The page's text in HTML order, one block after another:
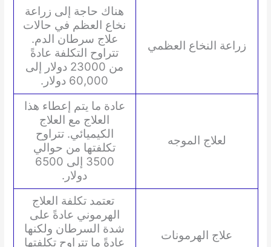
زراعة النخاع العظمي
هناك حاجة إلى زراعة
نخاع العظم في حالات
علاج سرطان الدم.
تتراوح التكلفة عادةً
من 23000 دولار إلى
60,000 دولار.
لعلاج الموجه
عادة ما يتم إعطاء هذا
العلاج مع العلاج
الكيميائي. تتراوح
تكلفتها من حوالي
3500 إلى 6500
دولار.
علاج الهرمونات
تعتمد تكلفة العلاج
الهرموني عادةً على
شدة السرطان ولكنها
عادةً ما تتراوح تكلفتها